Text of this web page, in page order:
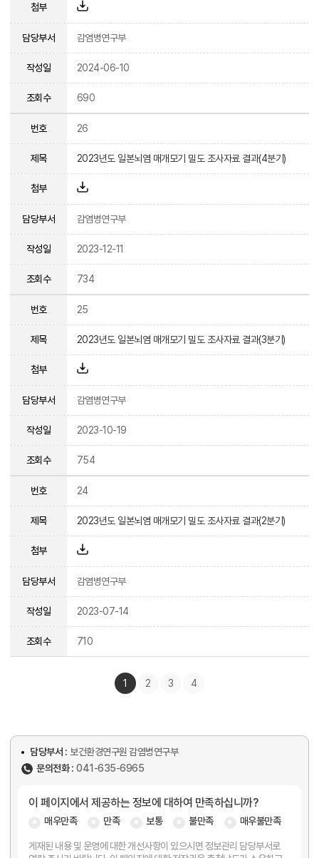
첨부
담당부서 감염병연구부
작성일 2024-06-10
조회수 690
번호 26
제목 2023년도 일본뇌염 매개모기 밀도 조사자료 결과(4분기)
첨부
담당부서 감염병연구부
작성일 2023-12-11
조회수 734
번호 25
제목 2023년도 일본뇌염 매개모기 밀도 조사자료 결과(3분기)
첨부
담당부서 감염병연구부
작성일 2023-10-19
조회수 754
번호 24
제목 2023년도 일본뇌염 매개모기 밀도 조사자료 결과(2분기)
첨부
담당부서 감염병연구부
작성일 2023-07-14
조회수 710
1 2 3 4
담당부서 : 보건환경연구원 감염병연구부
문의전화 : 041-635-6965
이 페이지에서 제공하는 정보에 대하여 만족하십니까?
매우만족 만족 보통 불만족 매우불만족
게재된 내용 및 운영에 대한 개선사항이 있으시면 정보관리 담당부서로